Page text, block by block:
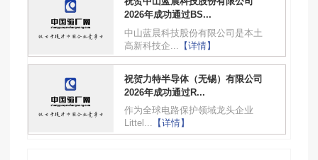
2026年成功通过BS...
中山蓝晨科技股份有限公司是本土
高新科技企...
【详情】
祝贺力特半导体（无锡）有限公司
2026年成功通过R...
作为全球电路保护领域龙头企业
Littel... 【详情】